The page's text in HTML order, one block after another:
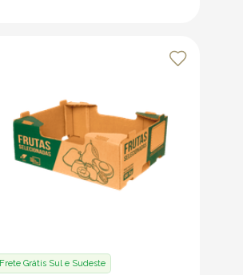
Frete Grátis Sul e Sudeste